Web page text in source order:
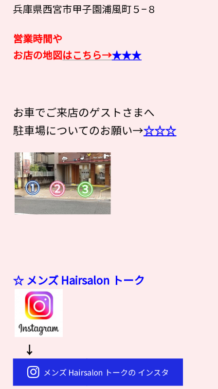
兵庫県西宮市甲子園浦風町５−８
営業時間や
お店の地図はこちら→★★★
お車でご来店のゲストさまへ
駐車場についてのお願い→☆☆☆
☆ メンズ Hairsalon トーク
↓
メンズ Hairsalon トークの インスタ